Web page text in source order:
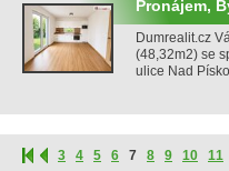
Pronájem,
Dumrealit.cz
(48,32m2) se
ulice Nad
3 4 5 6 7 8 9 10 11